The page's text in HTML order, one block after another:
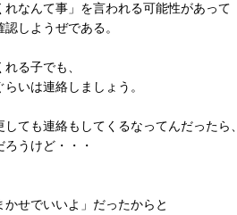
れなんて事」を言われる可能性があって
しようぜである。
る子でも、
いは連絡しましょう。
ても連絡もしてくるなってんだったら、
うけど・・・
せでいいよ」だったからと